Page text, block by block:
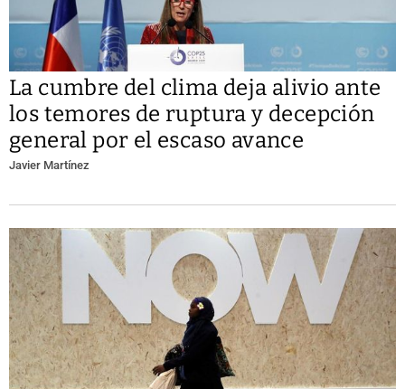
La cumbre del clima deja alivio ante
los temores de ruptura y decepción
general por el escaso avance
Javier Martínez